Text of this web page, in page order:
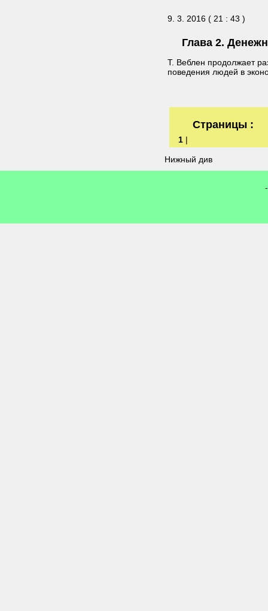
9. 3. 2016 ( 21 : 43 )
Глава 2.
Т. Веблен продолжает
поведения людей в
Страницы :
1 |
Нижный див